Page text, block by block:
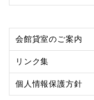
会館貸室のご案内
リンク集
個人情報保護方針